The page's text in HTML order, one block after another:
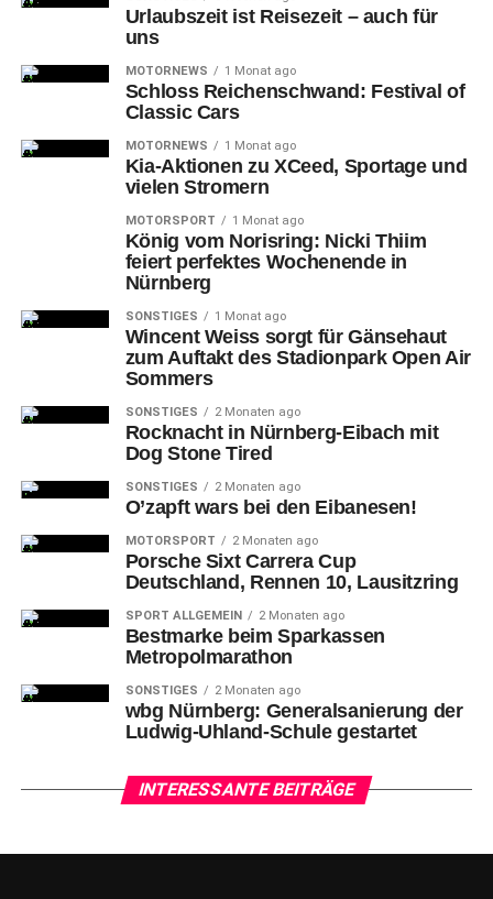
Urlaubszeit ist Reisezeit – auch für
uns
MOTORNEWS 1 Monat ago
Schloss Reichenschwand: Festival of
Classic Cars
MOTORNEWS 1 Monat ago
Kia-Aktionen zu XCeed, Sportage und
vielen Stromern
MOTORSPORT 1 Monat ago
König vom Norisring: Nicki Thiim
feiert perfektes Wochenende in
Nürnberg
SONSTIGES 1 Monat ago
Wincent Weiss sorgt für Gänsehaut
zum Auftakt des Stadionpark Open Air
Sommers
SONSTIGES 2 Monaten ago
Rocknacht in Nürnberg-Eibach mit
Dog Stone Tired
SONSTIGES 2 Monaten ago
O’zapft wars bei den Eibanesen!
MOTORSPORT 2 Monaten ago
Porsche Sixt Carrera Cup
Deutschland, Rennen 10, Lausitzring
SPORT ALLGEMEIN 2 Monaten ago
Bestmarke beim Sparkassen
Metropolmarathon
SONSTIGES 2 Monaten ago
wbg Nürnberg: Generalsanierung der
Ludwig-Uhland-Schule gestartet
INTERESSANTE BEITRÄGE